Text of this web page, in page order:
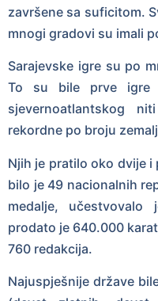
završene sa suficitom.
mnogi gradovi su imali
Sarajevske igre su po
To su bile prve igre
sjevernoatlantskog
rekordne po broju
Njih je pratilo oko dvije i
bilo je 49 nacionalnih
medalje,
prodato je 640.000
760 redakcija.
Najuspješnije države